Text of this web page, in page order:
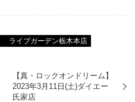
ライブガーデン栃木本店
【真・ロックオンドリーム】
2023年3月11日(土)ダイエー
氏家店